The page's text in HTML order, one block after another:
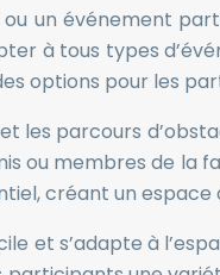
un événement
à tous types
options pour les
les parcours
ou membres de la
créant un
et s’adapte à